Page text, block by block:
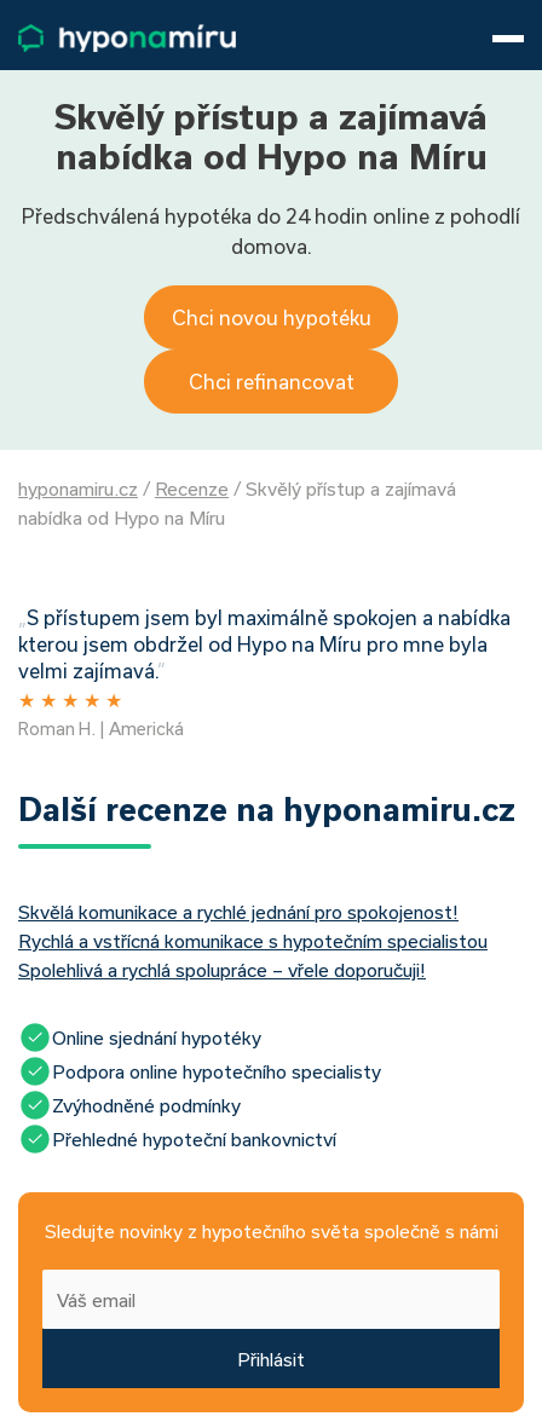
Životní pojištění
Pojištění nemovitosti
Články
800 688 388
9−16 hod.
Skvělý přístup a zajímavá
nabídka od Hypo na Míru
Předschválená hypotéka do 24 hodin online z pohodlí
domova.
Chci novou hypotéku
Chci refinancovat
hyponamiru.cz / Recenze / Skvělý přístup a zajímavá
nabídka od Hypo na Míru
„S přístupem jsem byl maximálně spokojen a nabídka
kterou jsem obdržel od Hypo na Míru pro mne byla
velmi zajímavá.”
★ ★ ★ ★ ★
Roman H. | Americká
Další recenze na hyponamiru.cz
Skvělá komunikace a rychlé jednání pro spokojenost!
Rychlá a vstřícná komunikace s hypotečním specialistou
Spolehlivá a rychlá spolupráce – vřele doporučuji!
Online sjednání hypotéky
Podpora online hypotečního specialisty
Zvýhodněné podmínky
Přehledné hypoteční bankovnictví
Sledujte novinky z hypotečního světa společně s námi
Přihlásit